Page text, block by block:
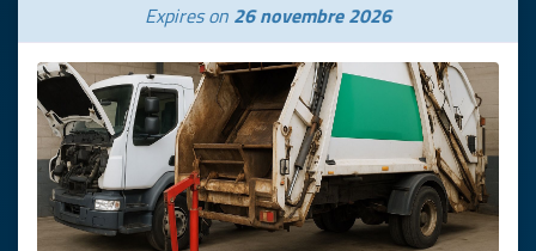
Expires on 26 novembre 2026